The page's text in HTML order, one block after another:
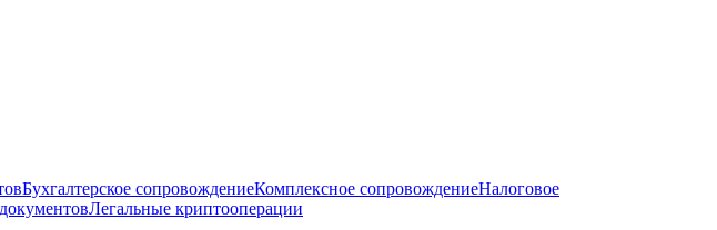
Бухгалтерское сопровождениеКомплексное сопровождениеНалоговое
Легальные криптооперации